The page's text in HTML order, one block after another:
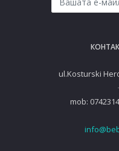
ul.Kosturski
mob: